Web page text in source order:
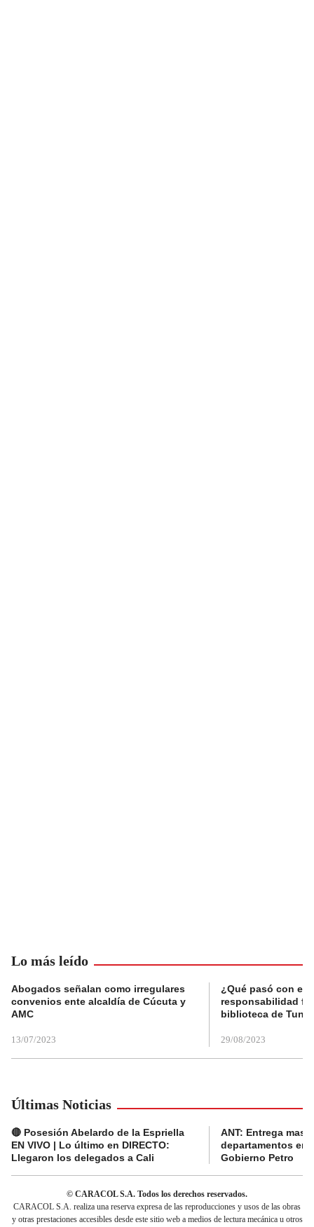
Lo más leído
Abogados señalan como irregulares
convenios ente alcaldía de Cúcuta y
AMC
13/07/2023
¿Qué pasó con el
responsabilidad
biblioteca de
29/08/2023
Últimas Noticias
🔴 Posesión Abelardo de la Espriella
EN VIVO | Lo último en DIRECTO:
Llegaron los delegados a Cali
ANT: Entrega
departamentos en
Gobierno Petro
© CARACOL S.A. Todos los derechos reservados.
CARACOL S.A. realiza una reserva expresa de las reproducciones y usos de las obras
y otras prestaciones accesibles desde este sitio web a medios de lectura mecánica u otros